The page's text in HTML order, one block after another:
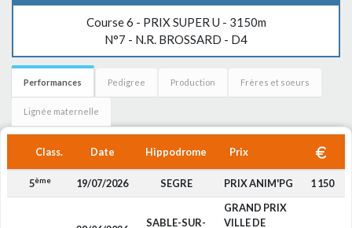
Course 6 - PRIX SUPER U - 3150m
N°7 - N.R. BROSSARD - D4
Performances Pedigree Production Frères et soeurs
Lignée maternelle
Class. Date Hippodrome Prix
5ème 19/07/2026 SEGRE PRIX ANIM'PG 1 150
SABLE-SUR-
GRAND PRIX
VILLE DE